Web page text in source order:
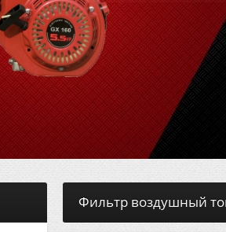
Фильтр воздушный